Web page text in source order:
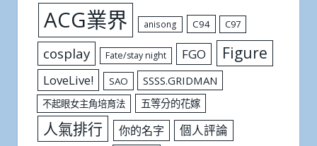
ACG業界 anisong C94 C97
cosplay Fate/stay night FGO Figure
LoveLive! SAO SSSS.GRIDMAN
不起眼女主角培育法 五等分的花嫁
人氣排行 你的名字 個人評論